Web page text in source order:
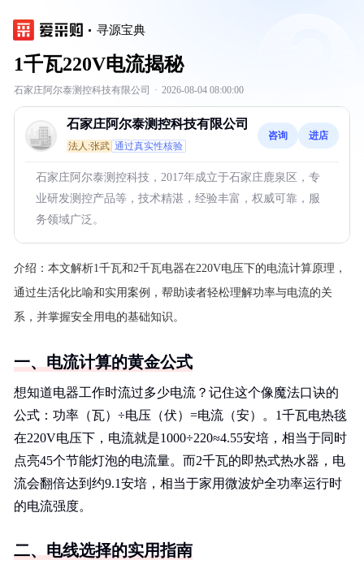
寻源宝典
1千瓦220V电流揭秘
石家庄阿尔泰测控科技有限公司 · 2026-08-04 08:00:00
石家庄阿尔泰测控科技有限公司
法人:张武 通过真实性核验
咨询 进店
石家庄阿尔泰测控科技，2017年成立于石家庄鹿泉区，专
业研发测控产品等，技术精湛，经验丰富，权威可靠，服
务领域广泛。
介绍： 本文解析1千瓦和2千瓦电器在220V电压下的电流计算原理，
通过生活化比喻和实用案例，帮助读者轻松理解功率与电流的关
系，并掌握安全用电的基础知识。
一、电流计算的黄金公式
想知道电器工作时流过多少电流？记住这个像魔法口诀的
公式：功率（瓦）÷电压（伏）=电流（安）。1千瓦电热毯
在220V电压下，电流就是1000÷220≈4.55安培，相当于同时
点亮45个节能灯泡的电流量。而2千瓦的即热式热水器，电
流会翻倍达到约9.1安培，相当于家用微波炉全功率运行时
的电流强度。
二、电线选择的实用指南